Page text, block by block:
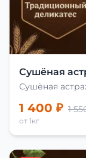
Сушёная
Сушёная
1 400 ₽ 1
от 1кг